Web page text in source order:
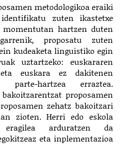
metodologikoa eraiki
zuten ikastetxe
hartzen duten
proposatu zuten
kudeaketa linguistiko egin
uztartzeko: euskararen
euskara ez dakitenen
parte-hartzea erraztea.
proposamen
zehatz bakoitzari
zioten. Herri edo eskola
arduratzen da
eta inplementazioa